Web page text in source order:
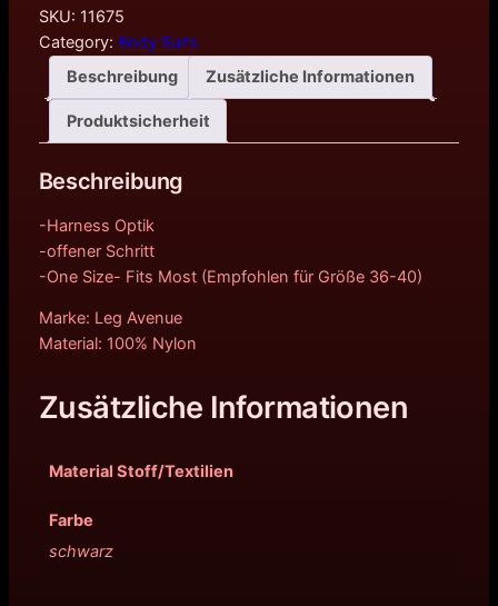
SKU: 11675
Category: Body Suits
Beschreibung
Zusätzliche Informationen
Produktsicherheit
Beschreibung
-Harness Optik
-offener Schritt
-One Size- Fits Most (Empfohlen für Größe 36-40)
Marke: Leg Avenue
Material: 100% Nylon
Zusätzliche Informationen
Material Stoff/Textilien
Farbe
schwarz